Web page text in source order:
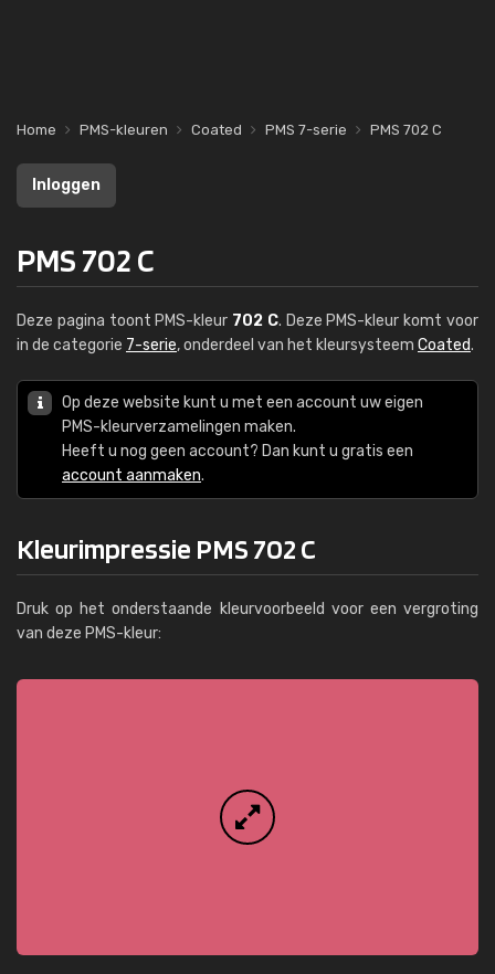
Home PMS-kleuren Coated PMS 7-serie PMS 702 C
Inloggen
PMS 702 C
Deze pagina toont PMS-kleur 702 C. Deze PMS-kleur komt voor
in de categorie 7-serie, onderdeel van het kleursysteem Coated.
Op deze website kunt u met een account uw eigen
PMS-kleurverzamelingen maken.
Heeft u nog geen account? Dan kunt u gratis een
account aanmaken.
Kleurimpressie PMS 702 C
Druk op het onderstaande kleurvoorbeeld voor een vergroting
van deze PMS-kleur: